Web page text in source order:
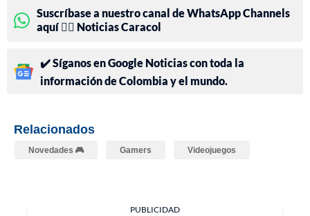
Suscríbase a nuestro canal de WhatsApp Channels
aquí 👉🏻 Noticias Caracol
✔️ Síganos en Google Noticias con toda la
información de Colombia y el mundo.
Relacionados
Novedades 🎮 Gamers Videojuegos
PUBLICIDAD